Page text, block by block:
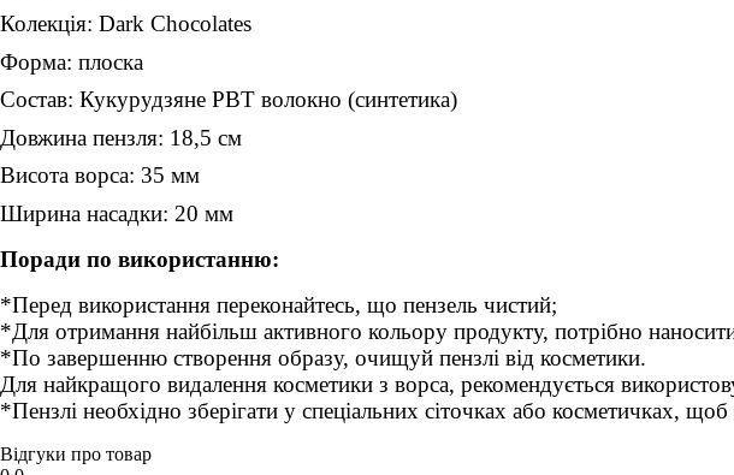
Колекція: Dark Chocolates
Форма: плоска
Состав: Кукурудзяне РВТ волокно (синтетика)
Довжина пензля: 18,5 см
Висота ворса: 35 мм
Ширина насадки: 20 мм
Поради по використанню:
*Перед використання переконайтесь, що пензель чистий;
*Для отримання найбільш активного кольору продукту, потрібно
*По завершенню створення образу, очищуй пензлі від косметики.
Для найкращого видалення косметики з ворса, рекомендується
*Пензлі необхідно зберігати у спеціальних сіточках або косметичках,
Відгуки про товар